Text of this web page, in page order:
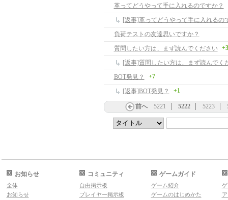
革ってどうやって手に入れるのですか？
[返事]革ってどうやって手に入れるの
負荷テストの友達思いですか？
質問したい方は、まず読んでください
+3
[返事]質問したい方は、まず読んでく
BOT発見？
+7
[返事]BOT発見？ +1
前へ 5221 5222 5223
お知らせ
全体
お知らせ
コミュニティ
自由掲示板
プレイヤー掲示板
ゲームガイド
ゲーム紹介
ゲームのはじめかた